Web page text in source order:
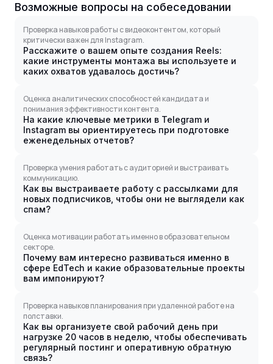
Возможные вопросы на собеседовании
Проверка навыков работы с видеоконтентом, который
критически важен для Instagram.
Расскажите о вашем опыте создания Reels:
какие инструменты монтажа вы используете и
каких охватов удавалось достичь?
Оценка аналитических способностей кандидата и
понимания эффективности контента.
На какие ключевые метрики в Telegram и
Instagram вы ориентируетесь при подготовке
еженедельных отчетов?
Проверка умения работать с аудиторией и выстраивать
коммуникацию.
Как вы выстраиваете работу с рассылками для
новых подписчиков, чтобы они не выглядели как
спам?
Оценка мотивации работать именно в образовательном
секторе.
Почему вам интересно развиваться именно в
сфере EdTech и какие образовательные проекты
вам импонируют?
Проверка навыков планирования при удаленной работе на
полставки.
Как вы организуете свой рабочий день при
нагрузке 20 часов в неделю, чтобы обеспечивать
регулярный постинг и оперативную обратную
связь?